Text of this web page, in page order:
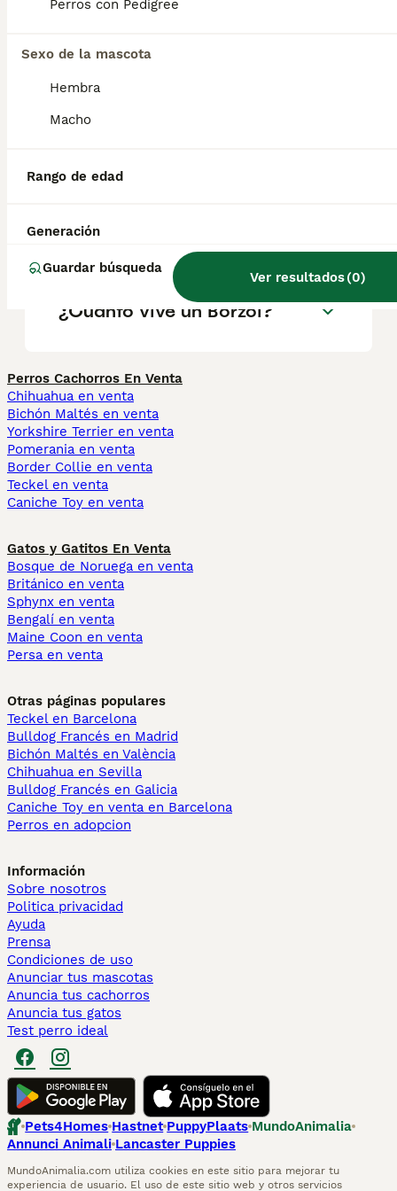
Perros con Pedigree
Sexo de la mascota
Hembra
Macho
Rango de edad
Generación
Guardar búsqueda
Ver resultados(0)
Informarse bien y comparar opciones antes
decisión.
mascotas?
¿Qué es un perro Borzoi?
¿Cuánto vive un Borzoi?
Perros Cachorros En Venta
Chihuahua en venta
Bichón Maltés en venta
Yorkshire Terrier en venta
Pomerania en venta
Border Collie en venta
Teckel en venta
Caniche Toy en venta
Gatos y Gatitos En Venta
Bosque de Noruega en venta
Británico en venta
Sphynx en venta
Bengalí en venta
Maine Coon en venta
Persa en venta
Otras páginas populares
Teckel en Barcelona
Bulldog Francés en Madrid
Bichón Maltés en València
Chihuahua en Sevilla
Bulldog Francés en Galicia
Caniche Toy en venta en Barcelona
Perros en adopcion
Información
Sobre nosotros
Politica privacidad
Ayuda
Prensa
Condiciones de uso
Anunciar tus mascotas
Anuncia tus cachorros
Anuncia tus gatos
Test perro ideal
Pets4Homes Hastnet PuppyPlaats MundoAnimalia
Annunci Animali Lancaster Puppies
MundoAnimalia.com utiliza cookies en este sitio para mejorar tu
experiencia de usuario. El uso de este sitio web y otros servicios